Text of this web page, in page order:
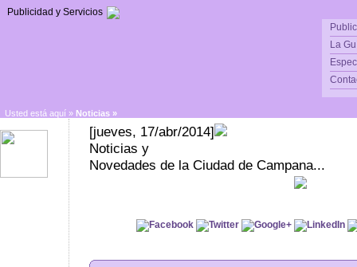
Publicidad y Servicios
La
Usted está aquí » Noticias »
[jueves, 17/abr/2014]
Noticias y
Novedades de la Ciudad de Campana...